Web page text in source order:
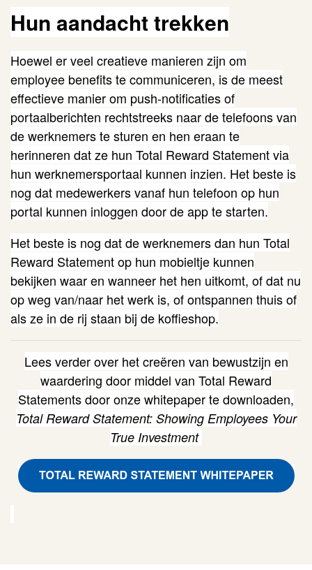
Hun aandacht trekken
Hoewel er veel creatieve manieren zijn om
employee benefits te communiceren, is de meest
effectieve manier om push-notificaties of
portaalberichten rechtstreeks naar de telefoons van
de werknemers te sturen en hen eraan te
herinneren dat ze hun Total Reward Statement via
hun werknemersportaal kunnen inzien. Het beste is
nog dat medewerkers vanaf hun telefoon op hun
portal kunnen inloggen door de app te starten.
Het beste is nog dat de werknemers dan hun Total
Reward Statement op hun mobieltje kunnen
bekijken waar en wanneer het hen uitkomt, of dat nu
op weg van/naar het werk is, of ontspannen thuis of
als ze in de rij staan bij de koffieshop.
Lees verder over het creëren van bewustzijn en
waardering door middel van Total Reward
Statements door onze whitepaper te downloaden,
Total Reward Statement: Showing Employees Your
True Investment